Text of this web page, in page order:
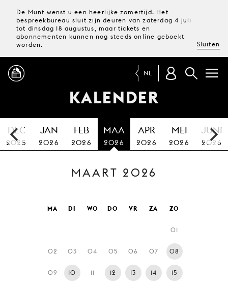
De Munt wenst u een heerlijke zomertijd. Het
bespreekbureau sluit zijn deuren van zaterdag 4 juli
tot dinsdag 18 augustus, maar tickets en
abonnementen kunnen nog steeds online geboekt
worden.
Sluiten
PROGRAMMA
MAGAZINE
TICKETS &
ABONNEMENTEN
BEZOEK
DE
MUNT
NL
KALENDER
DEC
2025
JAN
2026
FEB
2026
MAA
2026
APR
2026
MEI
2026
JUNI
2026
MAART 2026
MA DI WO DO VR ZA ZO
01
02 03 04 05 06 07 08
09 10 11 12 13 14 15